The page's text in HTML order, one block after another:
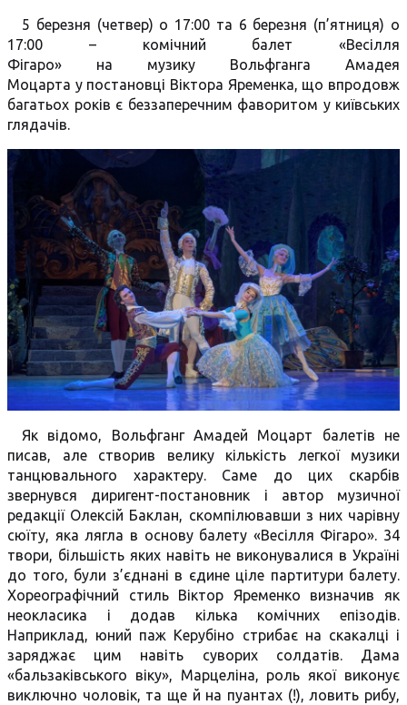
5 березня (четвер) о 17:00 та 6 березня (п’ятниця) о
17:00 – комічний балет «Весілля
Фігаро» на музику Вольфганга Амадея
Моцарта у постановці Віктора Яременка, що впродовж
багатьох років є беззаперечним фаворитом у київських
глядачів.
Як відомо, Вольфганг Амадей Моцарт балетів не
писав, але створив велику кількість легкої музики
танцювального характеру. Саме до цих скарбів
звернувся диригент-постановник і автор музичної
редакції Олексій Баклан, скомпілювавши з них чарівну
сюїту, яка лягла в основу балету «Весілля Фігаро». 34
твори, більшість яких навіть не виконувалися в Україні
до того, були з’єднані в єдине ціле партитури балету.
Хореографічний стиль Віктор Яременко визначив як
неокласика і додав кілька комічних епізодів.
Наприклад, юний паж Керубіно стрибає на скакалці і
заряджає цим навіть суворих солдатів. Дама
«бальзаківського віку», Марцеліна, роль якої виконує
виключно чоловік, та ще й на пуантах (!), ловить рибу,